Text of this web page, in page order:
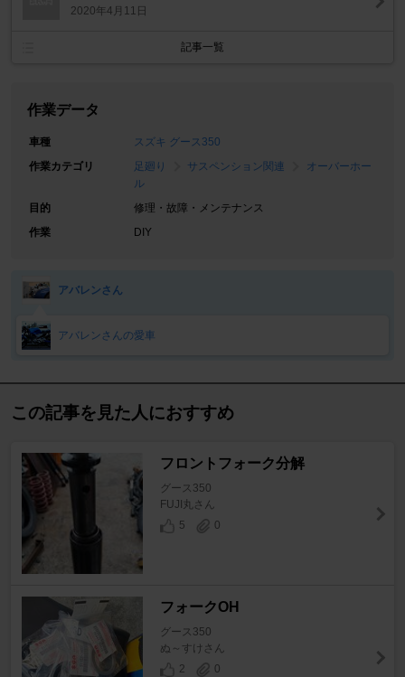
2020年4月11日
記事一覧
作業データ
車種
スズキ グース350
作業カテゴリ
足廻り サスペンション関連
オーバーホー
ル
目的
修理・故障・メンテナンス
作業
DIY
アバレンさん
アバレンさんの愛車
この記事を見た人におすすめ
フロントフォーク分解
グース350
FUJI丸さん
5
0
フォークOH
グース350
ぬ～すけさん
2
0